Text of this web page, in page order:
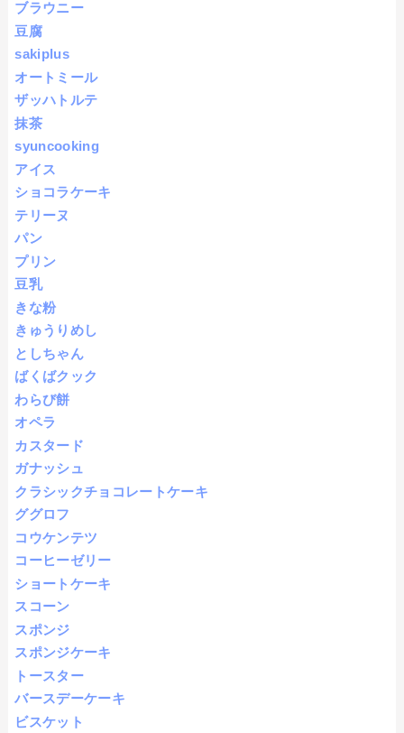
ブラウニー
豆腐
sakiplus
オートミール
ザッハトルテ
抹茶
syuncooking
アイス
ショコラケーキ
テリーヌ
パン
プリン
豆乳
きな粉
きゅうりめし
としちゃん
ばくばクック
わらび餅
オペラ
カスタード
ガナッシュ
クラシックチョコレートケーキ
ググロフ
コウケンテツ
コーヒーゼリー
ショートケーキ
スコーン
スポンジ
スポンジケーキ
トースター
バースデーケーキ
ビスケット